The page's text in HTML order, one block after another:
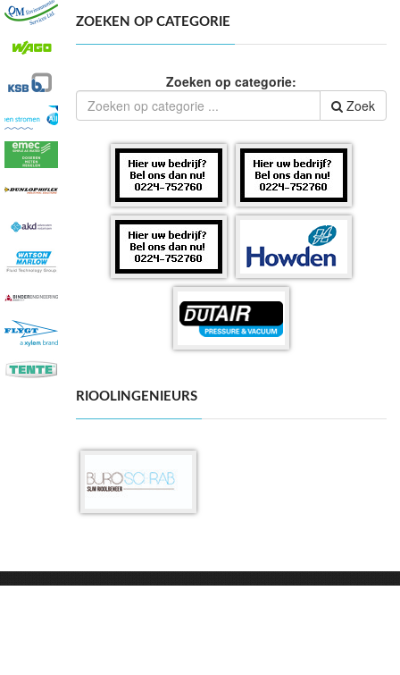
ZOEKEN OP CATEGORIE
Zoeken op categorie:
Zoek
RIOOLINGENIEURS